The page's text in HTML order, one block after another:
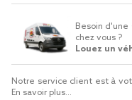
Besoin
chez vous ?
Louez un
Notre service client est à
En savoir plus...